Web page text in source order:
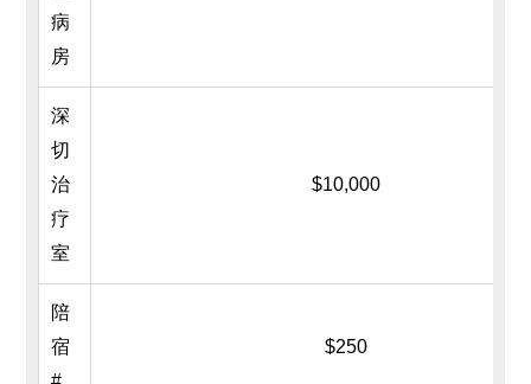
病
房
深
切
治
疗
室
$10,000
陪
宿
$250